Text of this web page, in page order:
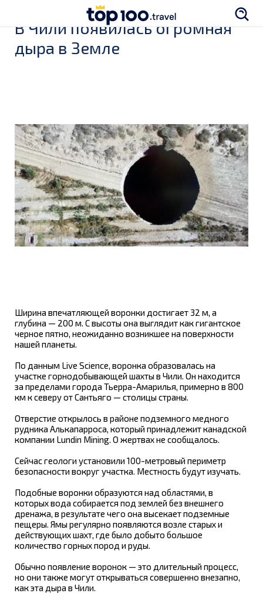
В Чили появилась огромная
дыра в Земле
Ширина впечатляющей воронки достигает 32 м, а
глубина — 200 м. С высоты она выглядит как гигантское
черное пятно, неожиданно возникшее на поверхности
нашей планеты.
По данным Live Science, воронка образовалась на
участке горнодобывающей шахты в Чили. Он находится
за пределами города Тьерра-Амарилья, примерно в 800
км к северу от Сантьяго — столицы страны.
Отверстие открылось в районе подземного медного
рудника Алькапарроса, который принадлежит канадской
компании Lundin Mining. О жертвах не сообщалось.
Сейчас геологи установили 100-метровый периметр
безопасности вокруг участка. Местность будут изучать.
Подобные воронки образуются над областями, в
которых вода собирается под землей без внешнего
дренажа, в результате чего она высекает подземные
пещеры. Ямы регулярно появляются возле старых и
действующих шахт, где было добыто большое
количество горных пород и руды.
Обычно появление воронок — это длительный процесс,
но они также могут открываться совершенно внезапно,
как эта дыра в Чили.